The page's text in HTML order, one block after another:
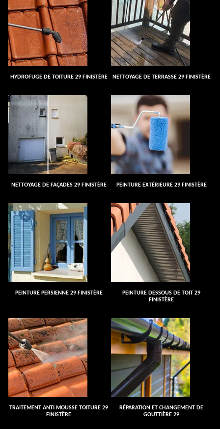
HYDROFUGE DE TOITURE 29 FINISTÈRE NETTOYAGE DE TERRASSE 29 FINISTÈRE
NETTOYAGE DE FAÇADES 29 FINISTÈRE PEINTURE EXTÉRIEURE 29 FINISTÈRE
PEINTURE PERSIENNE 29 FINISTÈRE
PEINTURE DESSOUS DE TOIT 29
FINISTÈRE
TRAITEMENT ANTI MOUSSE TOITURE 29
FINISTÈRE
RÉPARATION ET CHANGEMENT DE
GOUTTIÈRE 29